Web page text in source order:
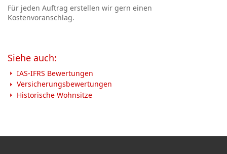
Für jeden Auftrag erstellen wir gern einen
Kostenvoranschlag.
Siehe auch:
IAS-IFRS Bewertungen
Versicherungsbewertungen
Historische Wohnsitze